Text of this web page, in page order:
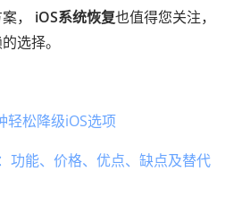
， iOS系统恢复也值得您关注，
选择。
轻松降级iOS选项
功能、价格、优点、缺点及替代